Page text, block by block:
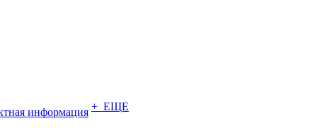
информация + ЕЩЕ